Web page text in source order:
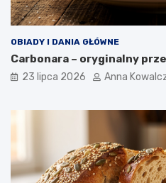
OBIADY I DANIA GŁÓWNE
Carbonara – oryginalny
23 lipca 2026 Anna